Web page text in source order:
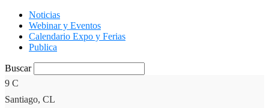
Noticias
Webinar y Eventos
Calendario Expo y Ferias
Publica
Buscar
9 C
Santiago, CL